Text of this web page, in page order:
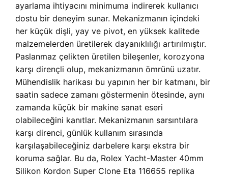
ayarlama ihtiyacını minimuma indirerek kullanıcı
dostu bir deneyim sunar. Mekanizmanın içindeki
her küçük dişli, yay ve pivot, en yüksek kalitede
malzemelerden üretilerek dayanıklılığı artırılmıştır.
Paslanmaz çelikten üretilen bileşenler, korozyona
karşı dirençli olup, mekanizmanın ömrünü uzatır.
Mühendislik harikası bu yapının her bir katmanı, bir
saatin sadece zamanı göstermenin ötesinde, aynı
zamanda küçük bir makine sanat eseri
olabileceğini kanıtlar. Mekanizmanın sarsıntılara
karşı direnci, günlük kullanım sırasında
karşılaşabileceğiniz darbelere karşı ekstra bir
koruma sağlar. Bu da, Rolex Yacht-Master 40mm
Silikon Kordon Super Clone Eta 116655 replika